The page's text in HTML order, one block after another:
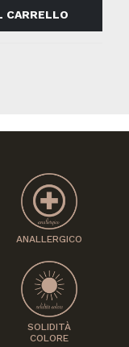
CARRELLO
ANALLERGICO
SOLIDITÀ
COLORE